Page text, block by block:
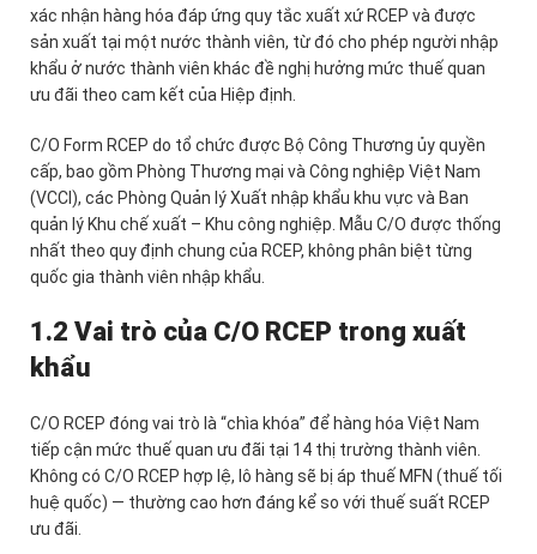
xác nhận hàng hóa đáp ứng quy tắc xuất xứ RCEP và được
sản xuất tại một nước thành viên, từ đó cho phép người nhập
khẩu ở nước thành viên khác đề nghị hưởng mức thuế quan
ưu đãi theo cam kết của Hiệp định.
C/O Form RCEP do tổ chức được Bộ Công Thương ủy quyền
cấp, bao gồm Phòng Thương mại và Công nghiệp Việt Nam
(VCCI), các Phòng Quản lý Xuất nhập khẩu khu vực và Ban
quản lý Khu chế xuất – Khu công nghiệp. Mẫu C/O được thống
nhất theo quy định chung của RCEP, không phân biệt từng
quốc gia thành viên nhập khẩu.
1.2 Vai trò của C/O RCEP trong xuất
khẩu
C/O RCEP đóng vai trò là “chìa khóa” để hàng hóa Việt Nam
tiếp cận mức thuế quan ưu đãi tại 14 thị trường thành viên.
Không có C/O RCEP hợp lệ, lô hàng sẽ bị áp thuế MFN (thuế tối
huệ quốc) — thường cao hơn đáng kể so với thuế suất RCEP
ưu đãi.